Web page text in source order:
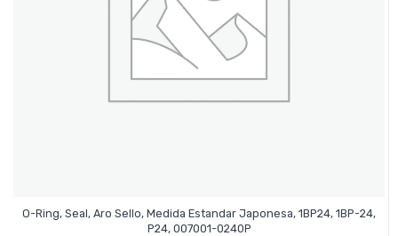
O-Ring, Seal, Aro Sello, Medida Estandar Japonesa, 1BP24, 1BP-24,
P24, 007001-0240P
Leer Más